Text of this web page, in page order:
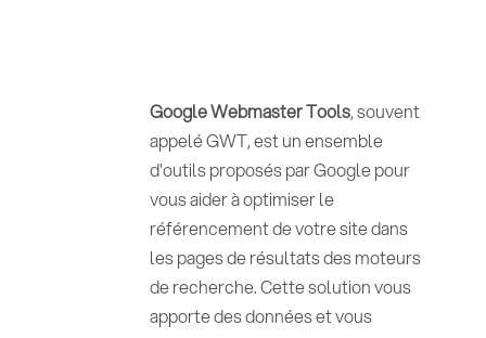
Google Webmaster Tools, souvent
appelé GWT, est un ensemble
d'outils proposés par Google pour
vous aider à optimiser le
référencement de votre site dans
les pages de résultats des moteurs
de recherche. Cette solution vous
apporte des données et vous